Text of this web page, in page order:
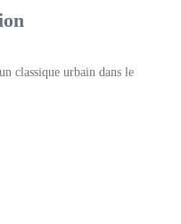
classique urbain dans le